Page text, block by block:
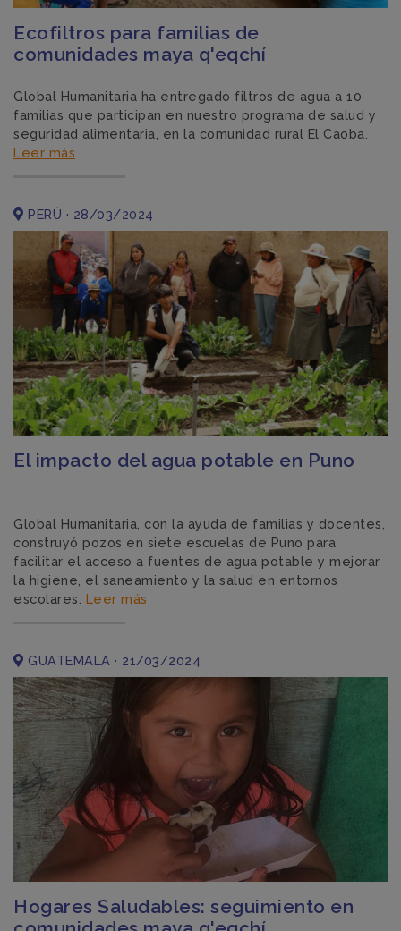
Ecofiltros para familias de
comunidades maya q'eqchí
Global Humanitaria ha entregado filtros de agua a 10
familias que participan en nuestro programa de salud y
seguridad alimentaria, en la comunidad rural El Caoba.
Leer más
PERÚ · 28/03/2024
El impacto del agua potable en Puno
Global Humanitaria, con la ayuda de familias y docentes,
construyó pozos en siete escuelas de Puno para
facilitar el acceso a fuentes de agua potable y mejorar
la higiene, el saneamiento y la salud en entornos
escolares. Leer más
GUATEMALA · 21/03/2024
Hogares Saludables: seguimiento en